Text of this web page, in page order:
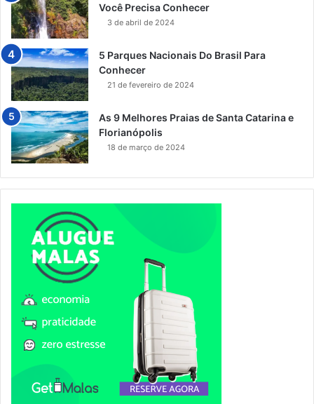
Você Precisa Conhecer
3 de abril de 2024
5 Parques Nacionais Do Brasil Para
Conhecer
21 de fevereiro de 2024
As 9 Melhores Praias de Santa Catarina e
Florianópolis
18 de março de 2024